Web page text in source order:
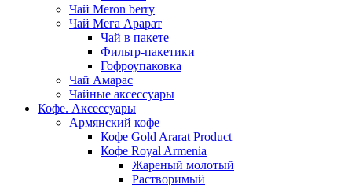
Чай Meron berry
Чай Мега Арарат
Чай в пакете
Фильтр-пакетики
Гофроупаковка
Чай Амарас
Чайные аксессуары
Кофе. Аксессуары
Армянский кофе
Кофе Gold Ararat Product
Кофе Royal Armenia
Жареный молотый
Растворимый